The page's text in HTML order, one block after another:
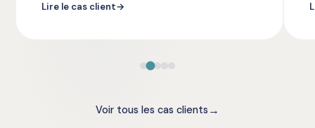
Lire le cas client→
Voir tous les cas clients →